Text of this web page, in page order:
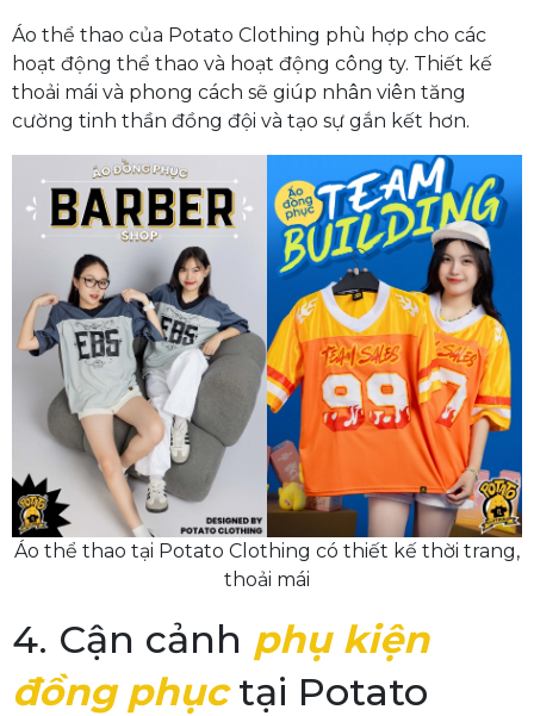
Áo thể thao của Potato Clothing phù hợp cho các
hoạt động thể thao và hoạt động công ty. Thiết kế
thoải mái và phong cách sẽ giúp nhân viên tăng
cường tinh thần đồng đội và tạo sự gắn kết hơn.
Áo thể thao tại Potato Clothing có thiết kế thời trang,
thoải mái
4. Cận cảnh phụ kiện
đồng phụctại Potato